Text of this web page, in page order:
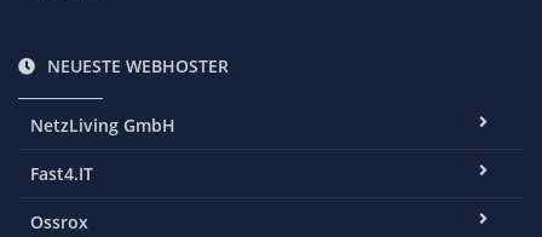
NEUESTE WEBHOSTER
NetzLiving GmbH
Fast4.IT
Ossrox